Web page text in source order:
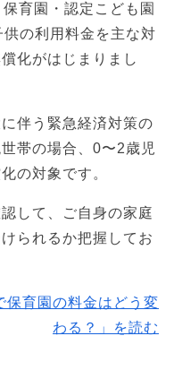
育園・認定こども園
の利用料金を主な対
化がはじまりまし
伴う緊急経済対策の
帯の場合、0〜2歳児
の対象です。
して、ご自身の家庭
られるか把握してお
保育園の料金はどう変
わる？」を読む